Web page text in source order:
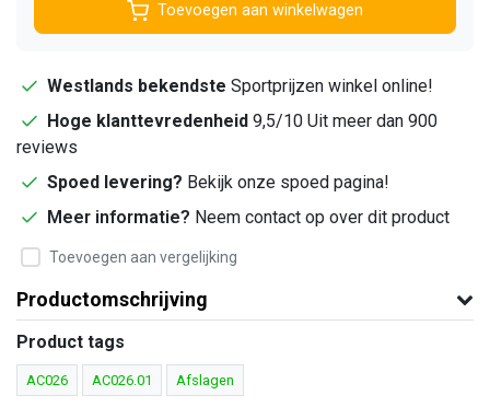
Toevoegen aan winkelwagen
Westlands bekendste Sportprijzen winkel online!
Hoge klanttevredenheid 9,5/10 Uit meer dan 900
reviews
Spoed levering? Bekijk onze spoed pagina!
Meer informatie? Neem contact op over dit product
Toevoegen aan vergelijking
Productomschrijving
Product tags
AC026 AC026.01 Afslagen